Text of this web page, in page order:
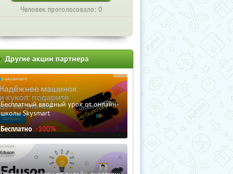
Человек проголосовало: 0
Другие акции партнера
Бесплатный вводный урок от онлайн-
школы Skysmart
Бесплатно -100%